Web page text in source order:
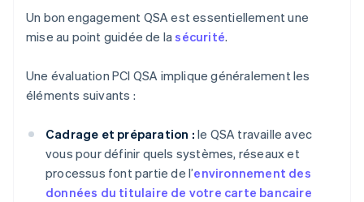
Un bon engagement QSA est essentiellement une
mise au point guidée de lasécurité.
Une évaluation PCI QSA implique généralement les
éléments suivants :
Cadrage et préparation : le QSA travaille avec
vous pour définir quels systèmes, réseaux et
processus font partie de l’environnement des
données du titulaire de votre carte bancaire